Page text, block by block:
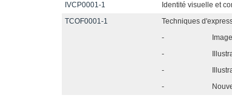
IVCP0001-1
Identité visuelle et
TCOF0001-1
Techniques
-
Image
-
-
-